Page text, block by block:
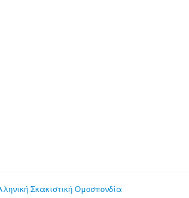
Σκακιστική Ομοσπονδία